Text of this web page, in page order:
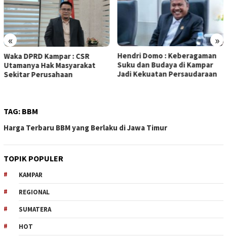
« »
Hendri Domo : Keberagaman
Suku dan Budaya di Kampar
Jadi Kekuatan Persaudaraan
Olah Minyak Jelantah dari
Biodiesel, Prestasi Siswa MAN
5 Kampar Diapresiasi Eko
TAG: BBM
Harga Terbaru BBM yang Berlaku di Jawa Timur
TOPIK POPULER
KAMPAR
REGIONAL
SUMATERA
HOT